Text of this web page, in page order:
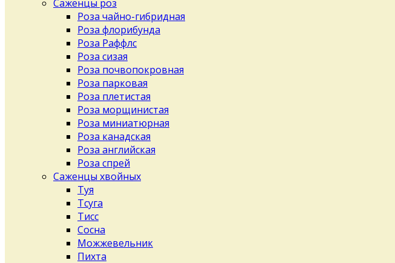
Саженцы роз
Роза чайно-гибридная
Роза флорибунда
Роза Раффлс
Роза сизая
Роза почвопокровная
Роза парковая
Роза плетистая
Роза морщинистая
Роза миниатюрная
Роза канадская
Роза английская
Роза спрей
Саженцы хвойных
Туя
Тсуга
Тисс
Сосна
Можжевельник
Пихта